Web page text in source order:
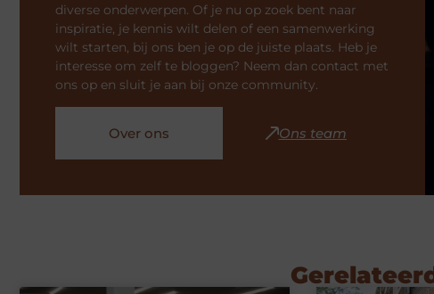
diverse onderwerpen. Of je nu op zoek bent naar
inspiratie, je kennis wilt delen of een samenwerking
wilt starten, bij ons ben je op de juiste plaats. Heb je
interesse om zelf te bloggen? Neem dan contact met
ons op en sluit je aan bij onze community.
Over ons Ons team